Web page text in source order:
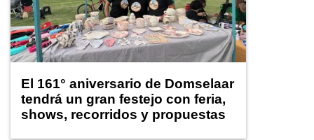
El 161° aniversario de Domselaar
tendrá un gran festejo con feria,
shows, recorridos y propuestas